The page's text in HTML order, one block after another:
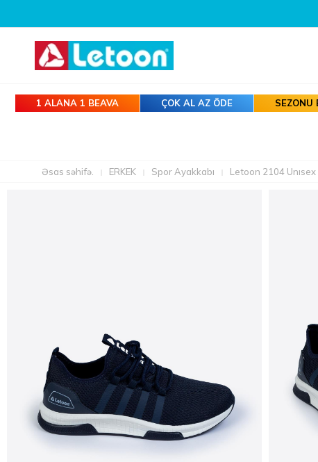
1 ALANA 1 BEAVA ÇOK AL AZ ÖDE SEZONU
Əsas səhifə. ERKEK Spor Ayakkabı Letoon 2104